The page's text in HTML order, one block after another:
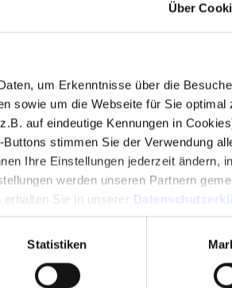
Über
um Erkenntnisse über die
sowie um die Webseite für Sie optimal
auf eindeutige Kennungen in
stimmen Sie der Verwendung
Ihre Einstellungen jederzeit ändern,
werden unseren Partnern
Sie in unserer
Statistiken